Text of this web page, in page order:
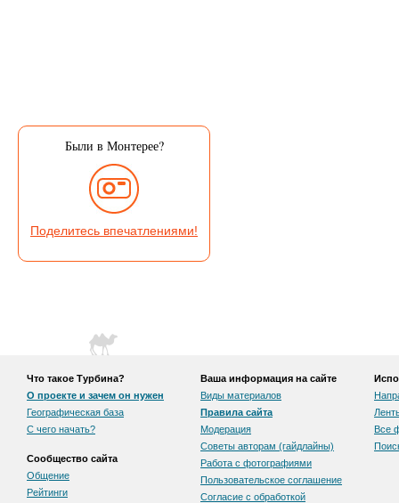
Были в Монтерее?
Поделитесь впечатлениями!
Что такое Турбина?
О проекте и зачем он нужен
Географическая база
С чего начать?
Сообщество сайта
Общение
Рейтинги
Ваша информация на сайте
Виды материалов
Правила сайта
Модерация
Советы авторам (гайдлайны)
Работа с фотографиями
Пользовательскоe соглашение
Согласие с обработкой
Все